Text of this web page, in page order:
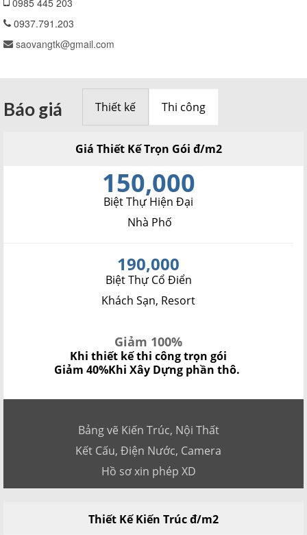
0937.791.203
saovangtk@gmail.com
Báo giá Thiết kế Thi công
Giá Thiết Kế Trọn Gói đ/m2
150,000
Biệt Thự Hiện Đại
Nhà Phố
190,000
Biệt Thự Cổ Điển
Khách Sạn, Resort
Giảm 100%
Khi thiết kế thi công trọn gói
Giảm 40%Khi Xây Dựng phần thô.
Bảng vẽ Kiến Trúc, Nội Thất
Kết Cấu, Điện Nước, Camera
Hồ sơ xin phép XD
Thiết Kế Kiến Trúc đ/m2